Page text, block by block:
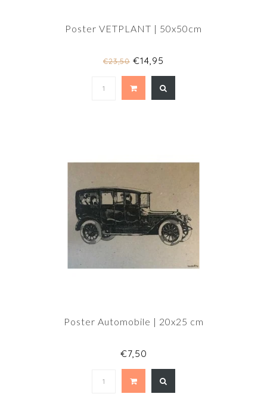
Poster VETPLANT | 50x50cm
€23,50 €14,95
Poster Automobile | 20x25 cm
€7,50